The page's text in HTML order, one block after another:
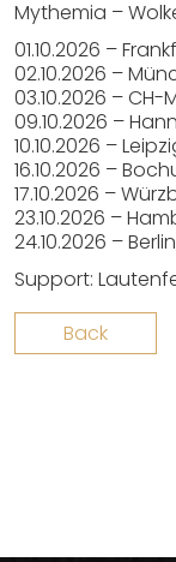
Mythemia –
01.10.2026 –
02.10.2026 –
03.10.2026 –
09.10.2026 –
10.10.2026 –
16.10.2026 –
17.10.2026 –
23.10.2026 –
24.10.2026 –
Support:
Back